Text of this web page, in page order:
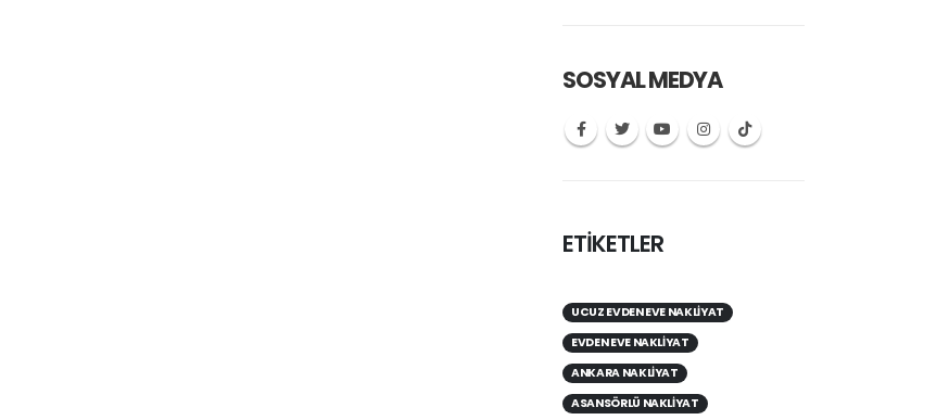
SOSYAL MEDYA
ETİKETLER
UCUZ EVDEN EVE NAKLIYAT
EVDEN EVE NAKLIYAT
ANKARA NAKLIYAT
ASANSÖRLÜ NAKLIYAT